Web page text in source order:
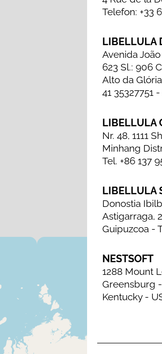
Telefon: +33
LIBELLULA
Avenida
623 Sl.: 906
Alto da
41 35327751 -
LIBELLULA
Nr. 48, 1111
Minhang
Tel. +86 137
LIBELLULA
Donostia
Astigarraga,
Guipuzcoa -
NESTSOFT
1288 Mount
Greensburg -
Kentucky -